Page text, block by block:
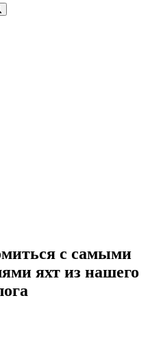
с самыми
яхт из нашего